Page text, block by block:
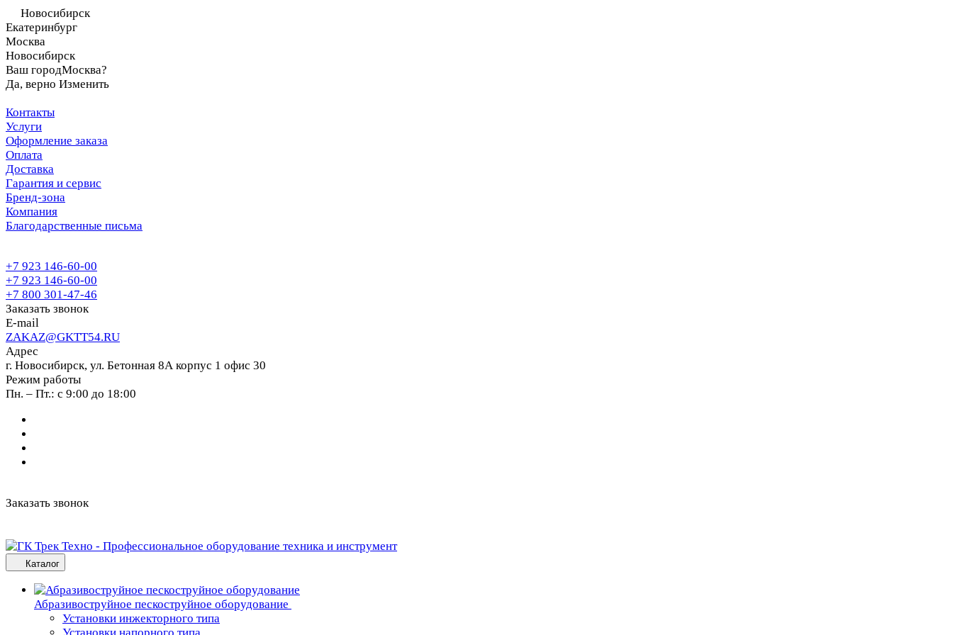
Новосибирск
Екатеринбург
Москва
Новосибирск
Ваш городМосква?
Да, верно Изменить
Контакты
Услуги
Оформление заказа
Оплата
Доставка
Гарантия и сервис
Бренд-зона
Компания
Благодарственные письма
+7 923 146-60-00
+7 923 146-60-00
+7 800 301-47-46
Заказать звонок
E-mail
ZAKAZ@GKTT54.RU
Адрес
г. Новосибирск, ул. Бетонная 8А корпус 1 офис 30
Режим работы
Пн. – Пт.: с 9:00 до 18:00
Заказать звонок
Каталог
Абразивоструйное пескоструйное оборудование
Установки инжекторного типа